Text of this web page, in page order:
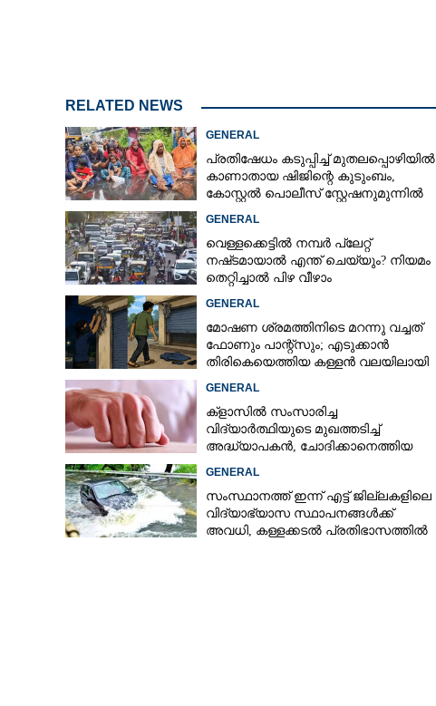
RELATED NEWS
GENERAL
പ്രതിഷേധം കടുപ്പിച്ച് മുതലപ്പൊഴിയിൽ
കാണാതായ ഷിജിന്റെ കുടുംബം,
കോസ്റ്റൽ പൊലീസ് സ്റ്റേഷനുമുന്നിൽ
GENERAL
വെള്ളക്കെട്ടിൽ നമ്പർ പ്ലേറ്റ്
നഷ്‌ടമായാൽ എന്ത് ചെയ്യും? നിയമം
തെറ്റിച്ചാൽ പിഴ വീഴാം
GENERAL
മോഷണ ശ്രമത്തിനിടെ മറന്നു വച്ചത്
ഫോണും പാന്റ്സും; എടുക്കാൻ
തിരികെയെത്തിയ കള്ളൻ വലയിലായി
GENERAL
ക്ളാസിൽ സംസാരിച്ച
വിദ്യാർത്ഥിയുടെ മുഖത്തടിച്ച്
അദ്ധ്യാപകൻ, ചോദിക്കാനെത്തിയ
GENERAL
സംസ്ഥാനത്ത് ഇന്ന് എട്ട് ജില്ലകളിലെ
വിദ്യാഭ്യാസ സ്ഥാപനങ്ങൾക്ക്
അവധി, കള്ളക്കടൽ പ്രതിഭാസത്തിൽ